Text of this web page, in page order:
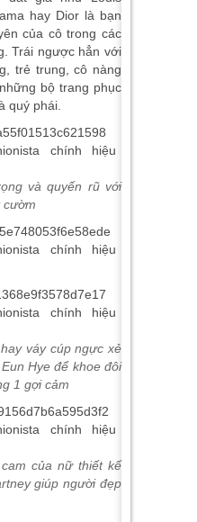
hay Dior là bạn
của cô trong các
Trái ngược hẳn với
trẻ trung, cô nàng
bộ trang phục
quý phái.
và quyến rũ với
cườm
váy cúp ngực xẻ
Hye để khoe đôi
1 gợi cảm
của nữ thiết kế
giúp người đẹp